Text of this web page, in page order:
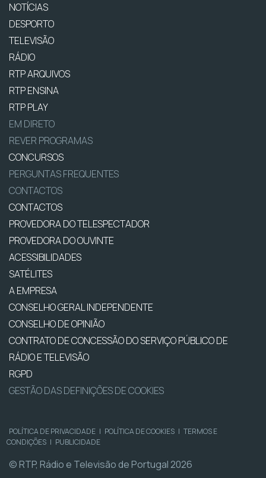
NOTÍCIAS
DESPORTO
TELEVISÃO
RÁDIO
RTP ARQUIVOS
RTP ENSINA
RTP PLAY
EM DIRETO
REVER PROGRAMAS
CONCURSOS
PERGUNTAS FREQUENTES
CONTACTOS
CONTACTOS
PROVEDORA DO TELESPECTADOR
PROVEDORA DO OUVINTE
ACESSIBILIDADES
SATÉLITES
A EMPRESA
CONSELHO GERAL INDEPENDENTE
CONSELHO DE OPINIÃO
CONTRATO DE CONCESSÃO DO SERVIÇO PÚBLICO DE
RÁDIO E TELEVISÃO
RGPD
GESTÃO DAS DEFINIÇÕES DE COOKIES
POLÍTICA DE PRIVACIDADE | POLÍTICA DE COOKIES | TERMOS E
CONDIÇÕES | PUBLICIDADE
© RTP, Rádio e Televisão de Portugal 2026